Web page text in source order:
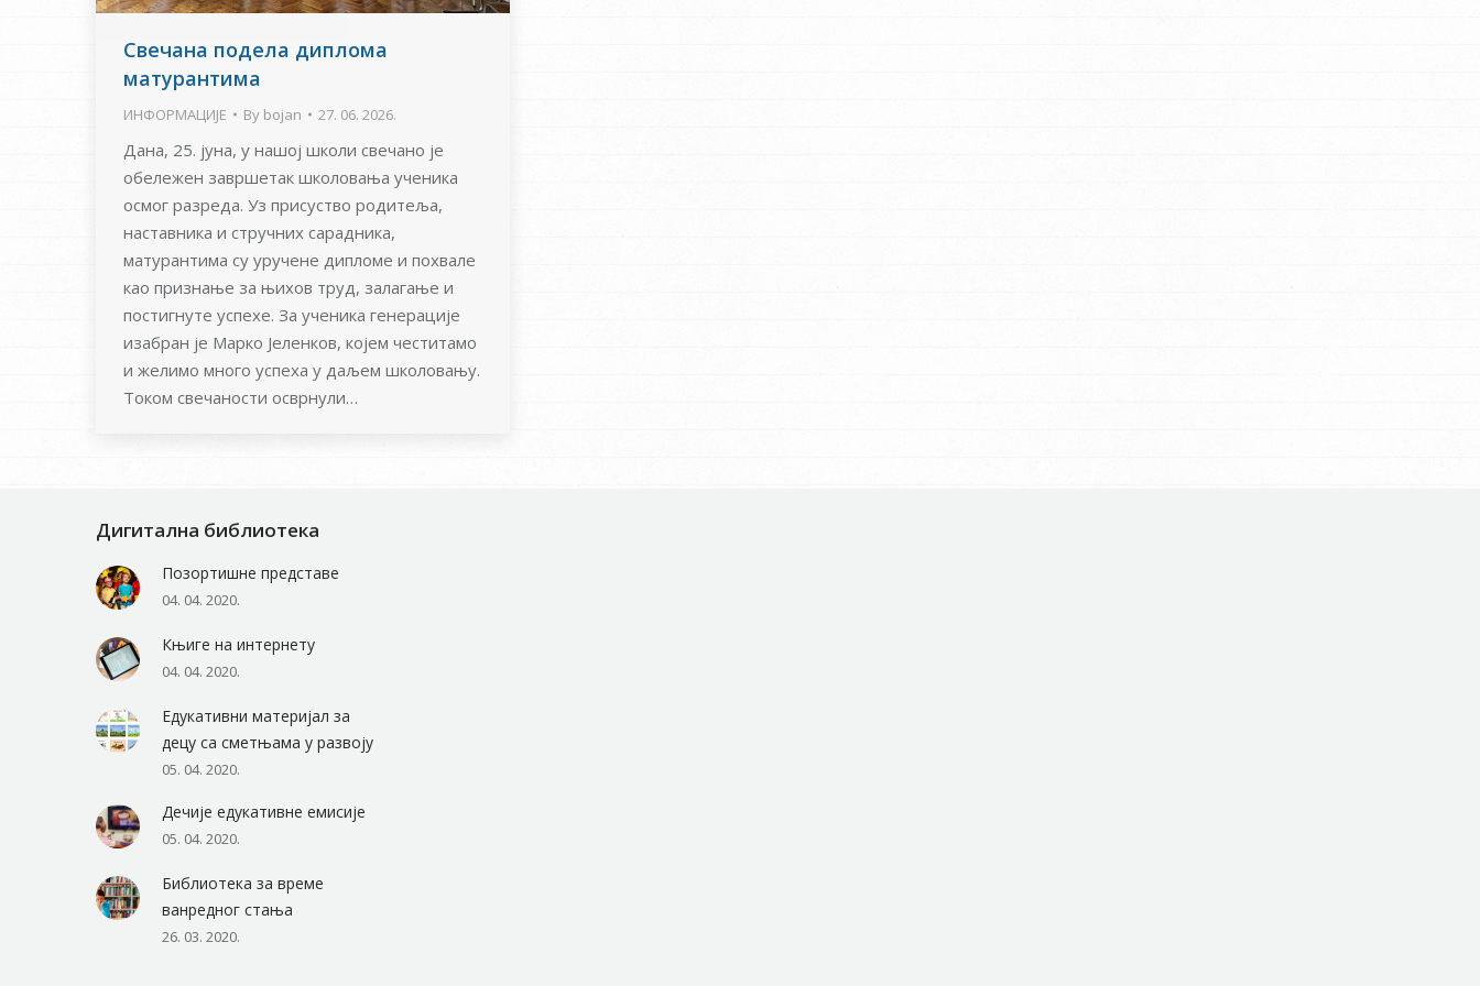
Свечана подела диплома
матурантима
ИНФОРМАЦИЈЕ By bojan 27. 06. 2026.
Дана, 25. јуна, у нашој школи свечано је
обележен завршетак школовања ученика
осмог разреда. Уз присуство родитеља,
наставника и стручних сарадника,
матурантима су уручене дипломе и похвале
као признање за њихов труд, залагање и
постигнуте успехе. За ученика генерације
изабран је Марко Јеленков, којем честитамо
и желимо много успеха у даљем школовању.
Током свечаности осврнули…
Дигитална библиотека
Позортишне представе
04. 04. 2020.
Књиге на интернету
04. 04. 2020.
Едукативни материјал за
децу са сметњама у развоју
05. 04. 2020.
Дечије едукативне емисије
05. 04. 2020.
Библиотека за време
ванредног стања
26. 03. 2020.